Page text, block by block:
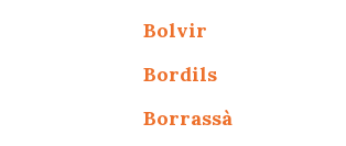
Bolvir
Bordils
Borrassà